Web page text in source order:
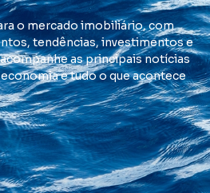
o mercado imobiliário, com
tendências, investimentos e
as principais notícias
e tudo o que acontece